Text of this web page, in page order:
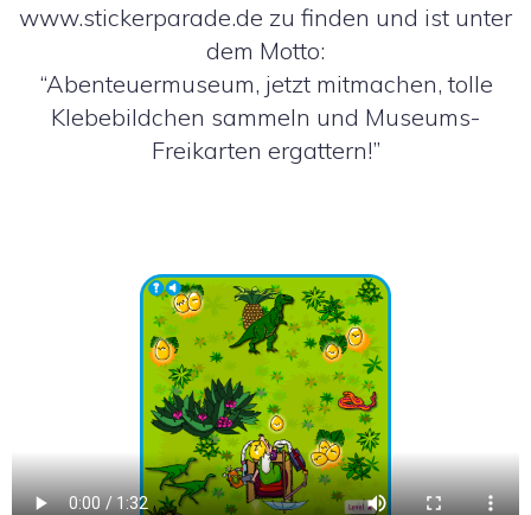
www.stickerparade.de zu finden und ist unter
dem Motto:
“Abenteuermuseum, jetzt mitmachen, tolle
Klebebildchen sammeln und Museums-
Freikarten ergattern!”